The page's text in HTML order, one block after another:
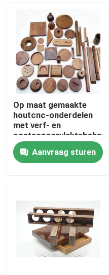
Producten
Video's
Over ons
Fabriekstocht
Kwaliteitscontrole
Nieuws
Cnc-gefreesde
Op maat gemaakte
houtcnc-onderdelen
met verf- en
Aanvraag sturen